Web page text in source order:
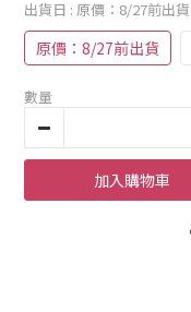
出貨日 : 原價：8/27前出貨
原價：8/27前出貨
數量
加入購物車